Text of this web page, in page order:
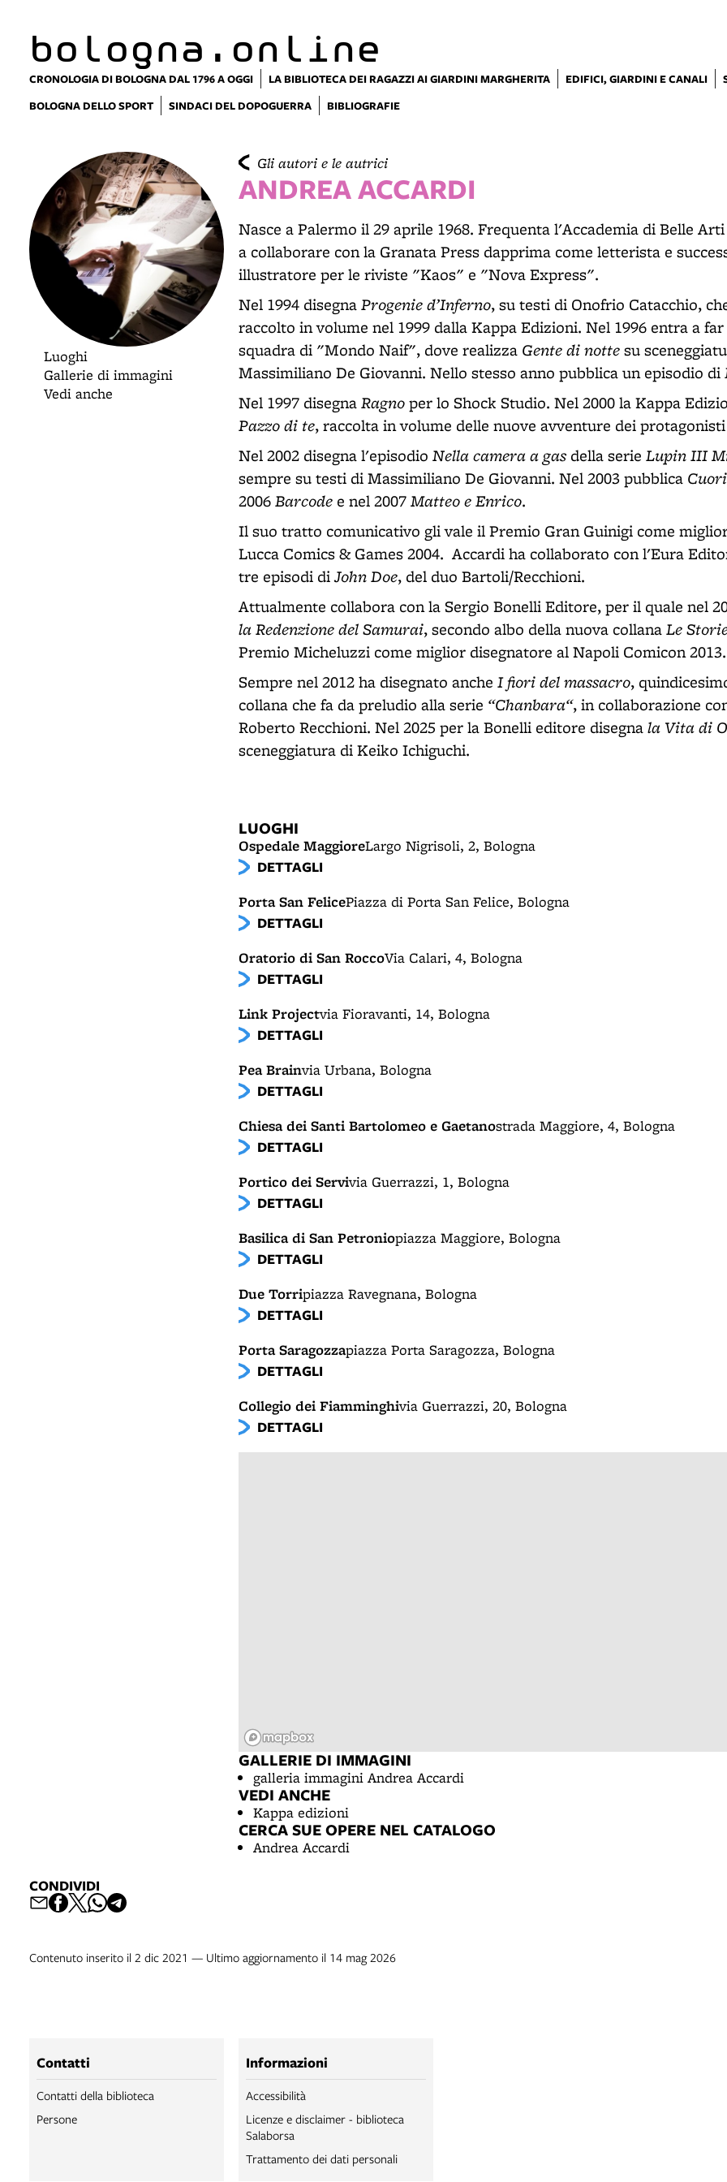
bologna.online
CRONOLOGIA DI BOLOGNA DAL 1796 A OGGI LA BIBLIOTECA DEI RAGAZZI AI GIARDINI MARGHERITA EDIFICI, GIARDINI E CANALI
BOLOGNA DELLO SPORT
SINDACI DEL DOPOGUERRA BIBLIOGRAFIE
Luoghi
Gallerie di immagini
Vedi anche
Gli autori e le autrici
ANDREA ACCARDI
Nasce a Palermo il 29 aprile 1968. Frequenta l'Accademia di Belle
a collaborare con la Granata Press dapprima come letterista e
illustratore per le riviste "Kaos" e "Nova Express".
Nel 1994 disegnaProgenie d’Inferno, su testi di Onofrio Catacchio,
raccolto in volume nel 1999 dalla Kappa Edizioni. Nel 1996 entra a
squadra di "Mondo Naif", dove realizza Gente di nottesu
Massimiliano De Giovanni. Nello stesso anno pubblica un episodio di
Nel 1997 disegnaRagnoper lo Shock Studio. Nel 2000 la Kappa
Pazzo di te, raccolta in volume delle nuove avventure dei
Nel 2002 disegna l'episodio Nella camera a gas della serie Lupin III
sempre su testi di Massimiliano De Giovanni. Nel 2003 pubblica
2006Barcode e nel 2007Matteo e Enrico.
Il suo tratto comunicativo gli vale il Premio Gran Guinigi come
Lucca Comics & Games 2004. Accardi ha collaborato con l'Eura
tre episodi diJohn Doe, del duo Bartoli/Recchioni.
Attualmente collabora con la Sergio Bonelli Editore, per il quale nel
la Redenzione del Samurai, secondo albo della nuova collanaLe
Premio Micheluzzi come miglior disegnatore al Napoli Comicon 2013.
Sempre nel 2012 ha disegnato anche I fiori del massacro,
collana che fa da preludio alla serie “Chanbara“, in collaborazione
Roberto Recchioni. Nel 2025 per la Bonelli editore disegnala Vita di
sceneggiatura di Keiko Ichiguchi.
LUOGHI
Ospedale MaggioreLargo Nigrisoli, 2, Bologna
DETTAGLI
Porta San FelicePiazza di Porta San Felice, Bologna
DETTAGLI
Oratorio di San RoccoVia Calari, 4, Bologna
DETTAGLI
Link Projectvia Fioravanti, 14, Bologna
DETTAGLI
Pea Brainvia Urbana, Bologna
DETTAGLI
Chiesa dei Santi Bartolomeo e Gaetanostrada Maggiore, 4, Bologna
DETTAGLI
Portico dei Servivia Guerrazzi, 1, Bologna
DETTAGLI
Basilica di San Petroniopiazza Maggiore, Bologna
DETTAGLI
Due Torripiazza Ravegnana, Bologna
DETTAGLI
Porta Saragozzapiazza Porta Saragozza, Bologna
DETTAGLI
Collegio dei Fiamminghivia Guerrazzi, 20, Bologna
DETTAGLI
GALLERIE DI IMMAGINI
galleria immagini Andrea Accardi
VEDI ANCHE
Kappa edizioni
CERCA SUE OPERE NEL CATALOGO
Andrea Accardi
CONDIVIDI
Contenuto inserito il 2 dic 2021 — Ultimo aggiornamento il 14 mag 2026
Contatti
Contatti della biblioteca
Persone
Informazioni
Accessibilità
Licenze e disclaimer - biblioteca
Salaborsa
Trattamento dei dati personali